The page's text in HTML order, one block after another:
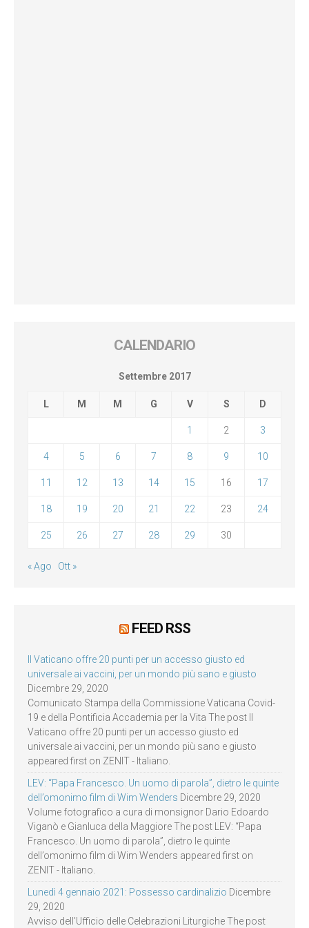
CALENDARIO
Settembre 2017
L M M G V S D
1 2 3
4 5 6 7 8 9 10
11 12 13 14 15 16 17
18 19 20 21 22 23 24
25 26 27 28 29 30
« Ago Ott »
FEED RSS
Il Vaticano offre 20 punti per un accesso giusto ed
universale ai vaccini, per un mondo più sano e giusto
Dicembre 29, 2020
Comunicato Stampa della Commissione Vaticana Covid-
19 e della Pontificia Accademia per la Vita The post Il
Vaticano offre 20 punti per un accesso giusto ed
universale ai vaccini, per un mondo più sano e giusto
appeared first on ZENIT - Italiano.
LEV: “Papa Francesco. Un uomo di parola”, dietro le quinte
dell’omonimo film di Wim Wenders Dicembre 29, 2020
Volume fotografico a cura di monsignor Dario Edoardo
Viganò e Gianluca della Maggiore The post LEV: “Papa
Francesco. Un uomo di parola”, dietro le quinte
dell’omonimo film di Wim Wenders appeared first on
ZENIT - Italiano.
Lunedì 4 gennaio 2021: Possesso cardinalizio Dicembre
29, 2020
Avviso dell’Ufficio delle Celebrazioni Liturgiche The post